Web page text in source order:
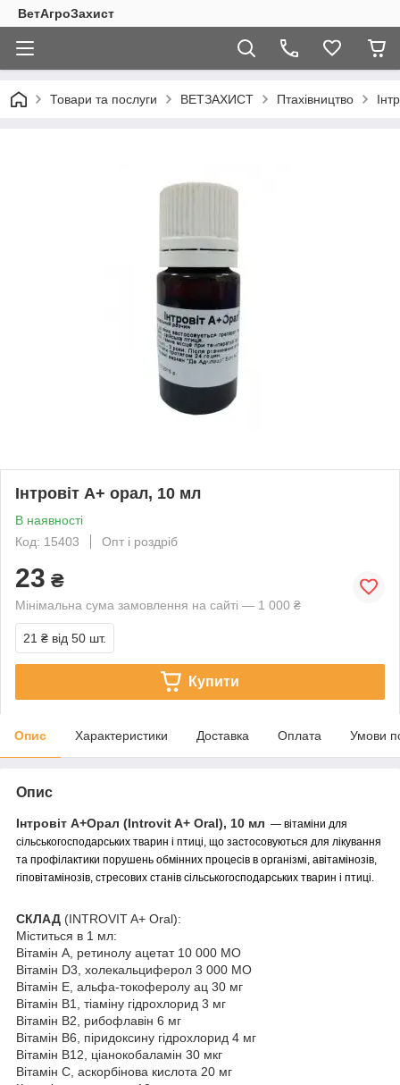
ВетАгроЗахист
Товари та послуги ВЕТЗАХИСТ Птахівництво
Інтровіт А+ орал, 10 мл
В наявності
Код: 15403
Опт і роздріб
23 ₴
Мінімальна сума замовлення на сайті — 1 000 ₴
21 ₴ від 50 шт.
Купити
Опис Характеристики Доставка Оплата Умови
Опис
Інтровіт А+Орал (Introvit A+ Oral), 10 мл — вітаміни для
сільськогосподарських тварин і птиці, що застосовуються для лікування
та профілактики порушень обмінних процесів в організмі, авітамінозів,
гіповітамінозів, стресових станів сільськогосподарських тварин і птиці.
СКЛАД (INTROVIT A+ Oral):
Міститься в 1 мл:
Вітамін A, ретинолу ацетат 10 000 МО
Вітамін D3, холекальциферол 3 000 МО
Вітамін E, альфа-токоферолу ац 30 мг
Вітамін B1, тіаміну гідрохлорид 3 мг
Вітамін B2, рибофлавін 6 мг
Вітамін B6, піридоксину гідрохлорид 4 мг
Вітамін B12, ціанокобаламін 30 мкг
Вітамін C, аскорбінова кислота 20 мг